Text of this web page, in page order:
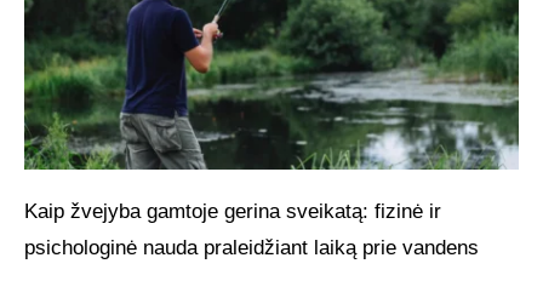
Kaip žvejyba gamtoje gerina sveikatą: fizinė ir
psichologinė nauda praleidžiant laiką prie vandens